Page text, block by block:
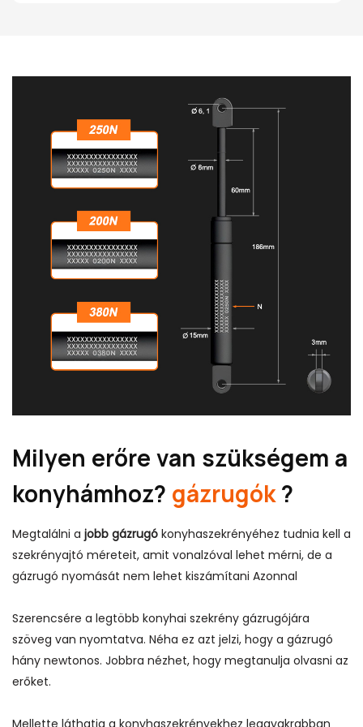
Milyen erőre van szükségem a
konyhámhoz? gázrugók?
Megtalálni a jobb gázrugó konyhaszekrényéhez tudnia kell a
szekrényajtó méreteit, amit vonalzóval lehet mérni, de a
gázrugó nyomását nem lehet kiszámítani Azonnal
Szerencsére a legtöbb konyhai szekrény gázrugójára
szöveg van nyomtatva. Néha ez azt jelzi, hogy a gázrugó
hány newtonos. Jobbra nézhet, hogy megtanulja olvasni az
erőket.